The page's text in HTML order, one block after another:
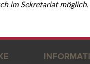
im Sekretariat möglich.